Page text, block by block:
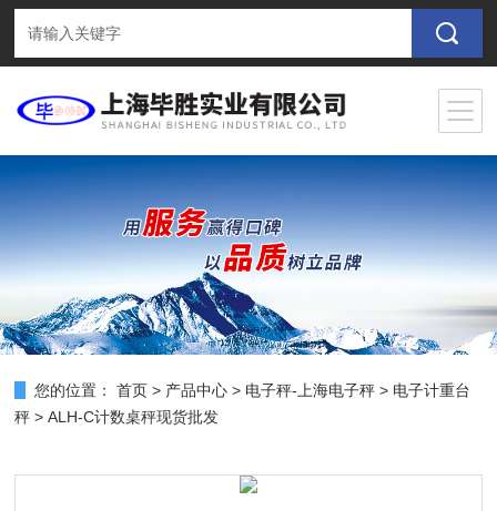
您的位置： 首页 > 产品中心 > 电子秤-上海电子秤 > 电子计重台
秤 > ALH-C计数桌秤现货批发